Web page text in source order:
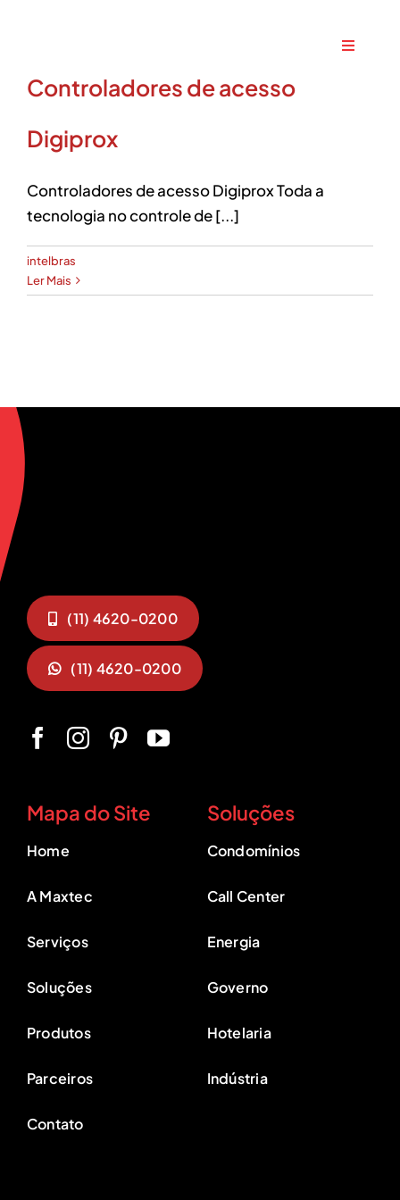
conteúdo
Toggle
Home
Serviços
Controladores de acesso
Digiprox
Controladores de acesso Digiprox Toda a
tecnologia no controle de [...]
intelbras
Ler Mais
(11) 4620-0200
(11) 4620-0200
Mapa do Site
Home
A Maxtec
Serviços
Soluções
Produtos
Parceiros
Contato
Soluções
Condomínios
Call Center
Energia
Governo
Hotelaria
Indústria